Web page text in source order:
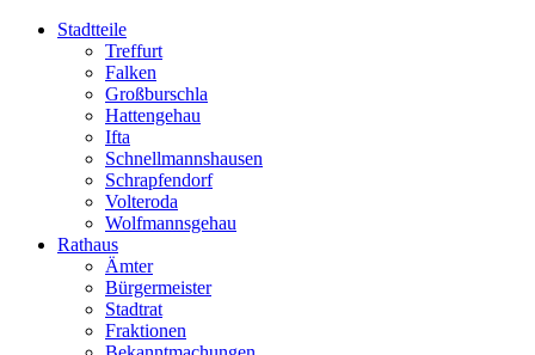
Stadtteile
Treffurt
Falken
Großburschla
Hattengehau
Ifta
Schnellmannshausen
Schrapfendorf
Volteroda
Wolfmannsgehau
Rathaus
Ämter
Bürgermeister
Stadtrat
Fraktionen